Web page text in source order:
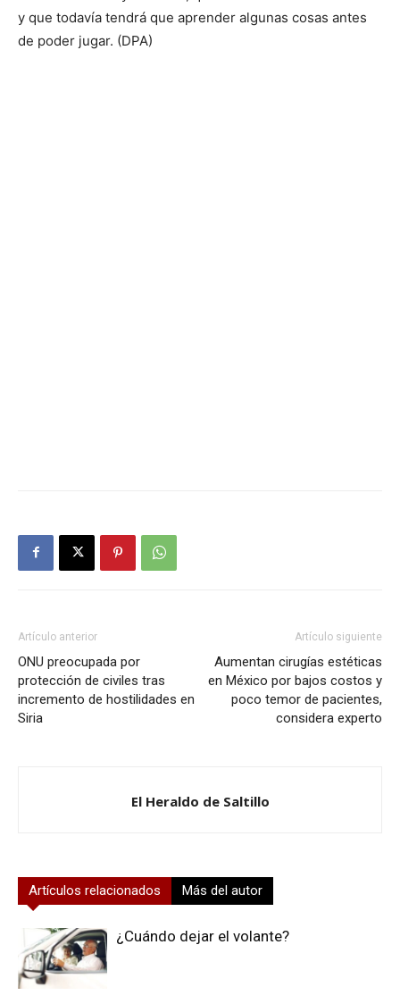
y que todavía tendrá que aprender algunas cosas antes
de poder jugar. (DPA)
Artículo anterior
ONU preocupada por
protección de civiles tras
incremento de hostilidades en
Siria
Artículo siguiente
Aumentan cirugías estéticas
en México por bajos costos y
poco temor de pacientes,
considera experto
El Heraldo de Saltillo
Artículos relacionados Más del autor
¿Cuándo dejar el volante?